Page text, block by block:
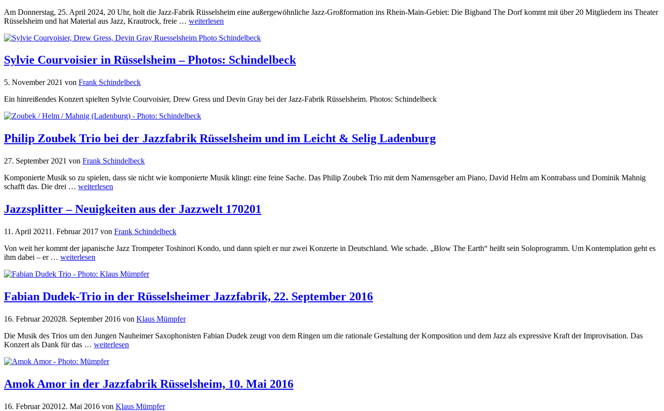
Am Donnerstag, 25. April 2024, 20 Uhr, holt die Jazz-Fabrik Rüsselsheim eine außergewöhnliche Jazz-Großformation ins Rhein-Main-Gebiet: Die Bigband The Dorf kommt mit über 20 Mitgliedern ins Theater
Rüsselsheim und hat Material aus Jazz, Krautrock, freie … weiterlesen
Sylvie Courvoisier in Rüsselsheim – Photos: Schindelbeck
5. November 2021 von Frank Schindelbeck
Ein hinreißendes Konzert spielten Sylvie Courvoisier, Drew Gress und Devin Gray bei der Jazz-Fabrik Rüsselsheim. Photos: Schindelbeck
Philip Zoubek Trio bei der Jazzfabrik Rüsselsheim und im Leicht & Selig Ladenburg
27. September 2021 von Frank Schindelbeck
Komponierte Musik so zu spielen, dass sie nicht wie komponierte Musik klingt: eine feine Sache. Das Philip Zoubek Trio mit dem Namensgeber am Piano, David Helm am Kontrabass und Dominik Mahnig
schafft das. Die drei … weiterlesen
Jazzsplitter – Neuigkeiten aus der Jazzwelt 170201
11. April 20211. Februar 2017 von Frank Schindelbeck
Von weit her kommt der japanische Jazz Trompeter Toshinori Kondo, und dann spielt er nur zwei Konzerte in Deutschland. Wie schade. „Blow The Earth“ heißt sein Soloprogramm. Um Kontemplation geht es
ihm dabei – er … weiterlesen
Fabian Dudek-Trio in der Rüsselsheimer Jazzfabrik, 22. September 2016
16. Februar 202028. September 2016 von Klaus Mümpfer
Die Musik des Trios um den Jungen Nauheimer Saxophonisten Fabian Dudek zeugt von dem Ringen um die rationale Gestaltung der Komposition und dem Jazz als expressive Kraft der Improvisation. Das
Konzert als Dank für das … weiterlesen
Amok Amor in der Jazzfabrik Rüsselsheim, 10. Mai 2016
16. Februar 202012. Mai 2016 von Klaus Mümpfer